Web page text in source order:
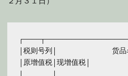
│税则号列│　　　　　
│原增值税│现增值税│